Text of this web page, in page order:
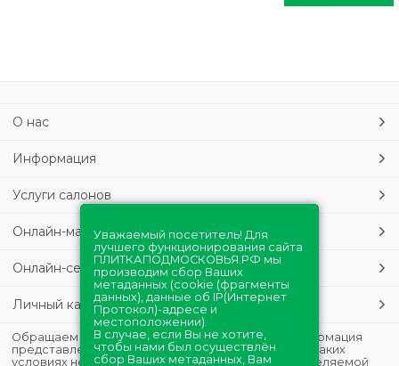
О нас
Информация
Услуги салонов
Онлайн-магазин
Онлайн-сервисы
Личный кабинет
Обращаем Ваше внимание на то, что данная информация
представлена в ознакомительных целях и ни при каких
условиях не является публичной офертой, определяемой
Уважаемый посетитель! Для
лучшего функционирования сайта
ПЛИТКАПОДМОСКОВЬЯ.РФ мы
производим сбор Ваших
метаданных (cookie (фрагменты
данных), данные об IP(Интернет
Протокол)-адресе и
местоположении).
В случае, если Вы не хотите,
чтобы нами был осуществлён
сбор Ваших метаданных, Вам